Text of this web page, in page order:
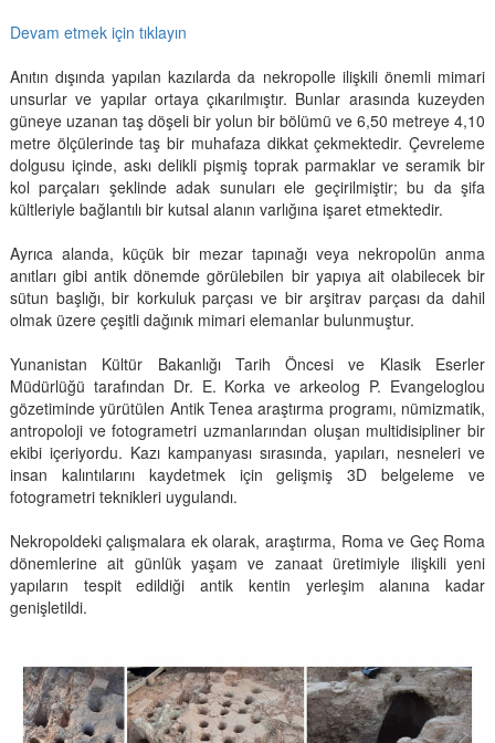
Devam etmek için tıklayın
Anıtın dışında yapılan kazılarda da nekropolle ilişkili önemli mimari
unsurlar ve yapılar ortaya çıkarılmıştır. Bunlar arasında kuzeyden
güneye uzanan taş döşeli bir yolun bir bölümü ve 6,50 metreye 4,10
metre ölçülerinde taş bir muhafaza dikkat çekmektedir. Çevreleme
dolgusu içinde, askı delikli pişmiş toprak parmaklar ve seramik bir
kol parçaları şeklinde adak sunuları ele geçirilmiştir; bu da şifa
kültleriyle bağlantılı bir kutsal alanın varlığına işaret etmektedir.
Ayrıca alanda, küçük bir mezar tapınağı veya nekropolün anma
anıtları gibi antik dönemde görülebilen bir yapıya ait olabilecek bir
sütun başlığı, bir korkuluk parçası ve bir arşitrav parçası da dahil
olmak üzere çeşitli dağınık mimari elemanlar bulunmuştur.
Yunanistan Kültür Bakanlığı Tarih Öncesi ve Klasik Eserler
Müdürlüğü tarafından Dr. E. Korka ve arkeolog P. Evangeloglou
gözetiminde yürütülen Antik Tenea araştırma programı, nümizmatik,
antropoloji ve fotogrametri uzmanlarından oluşan multidisipliner bir
ekibi içeriyordu. Kazı kampanyası sırasında, yapıları, nesneleri ve
insan kalıntılarını kaydetmek için gelişmiş 3D belgeleme ve
fotogrametri teknikleri uygulandı.
Nekropoldeki çalışmalara ek olarak, araştırma, Roma ve Geç Roma
dönemlerine ait günlük yaşam ve zanaat üretimiyle ilişkili yeni
yapıların tespit edildiği antik kentin yerleşim alanına kadar
genişletildi.